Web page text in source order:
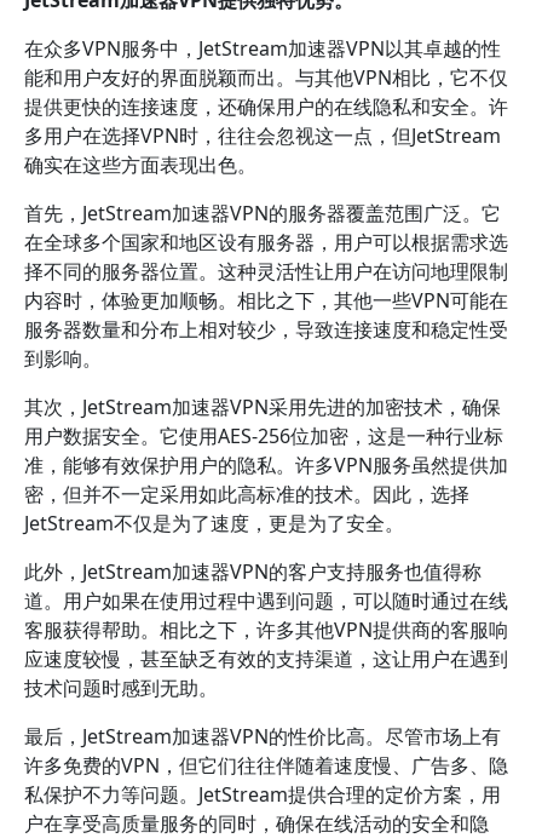
在众多VPN服务中，JetStream加速器VPN以其卓越的性
能和用户友好的界面脱颖而出。与其他VPN相比，它不仅
提供更快的连接速度，还确保用户的在线隐私和安全。许
多用户在选择VPN时，往往会忽视这一点，但JetStream
确实在这些方面表现出色。
首先，JetStream加速器VPN的服务器覆盖范围广泛。它
在全球多个国家和地区设有服务器，用户可以根据需求选
择不同的服务器位置。这种灵活性让用户在访问地理限制
内容时，体验更加顺畅。相比之下，其他一些VPN可能在
服务器数量和分布上相对较少，导致连接速度和稳定性受
到影响。
其次，JetStream加速器VPN采用先进的加密技术，确保
用户数据安全。它使用AES-256位加密，这是一种行业标
准，能够有效保护用户的隐私。许多VPN服务虽然提供加
密，但并不一定采用如此高标准的技术。因此，选择
JetStream不仅是为了速度，更是为了安全。
此外，JetStream加速器VPN的客户支持服务也值得称
道。用户如果在使用过程中遇到问题，可以随时通过在线
客服获得帮助。相比之下，许多其他VPN提供商的客服响
应速度较慢，甚至缺乏有效的支持渠道，这让用户在遇到
技术问题时感到无助。
最后，JetStream加速器VPN的性价比高。尽管市场上有
许多免费的VPN，但它们往往伴随着速度慢、广告多、隐
私保护不力等问题。JetStream提供合理的定价方案，用
户在享受高质量服务的同时，确保在线活动的安全和隐